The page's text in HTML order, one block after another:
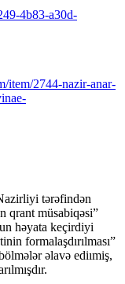
item/2744-nazir-anar-
tərəfindən
qrant müsabiqəsi”
həyata keçirdiyi
formalaşdırılması”
əlavə ediımiş,